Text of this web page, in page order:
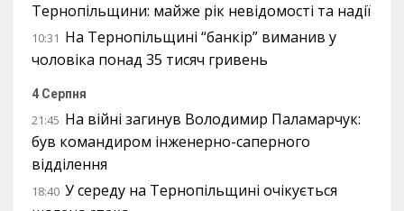
Тернопільщини: майже рік невідомості та надії
10:31 На Тернопільщині “банкір” виманив у
чоловіка понад 35 тисяч гривень
4 Серпня
21:45 На війні загинув Володимир Паламарчук:
був командиром інженерно-саперного
відділення
18:40 У середу на Тернопільщині очікується